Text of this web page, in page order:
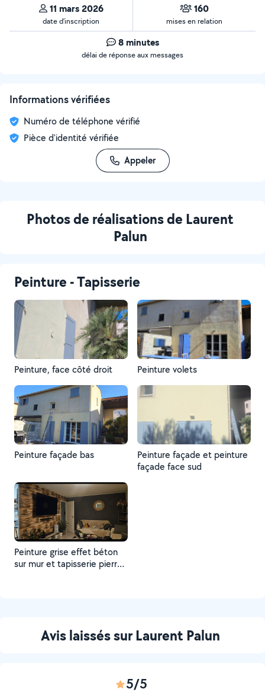
11 mars 2026
date d’inscription
160
mises en relation
8 minutes
délai de réponse aux messages
Informations vérifiées
Numéro de téléphone vérifié
Pièce d'identité vérifiée
Appeler
Photos de réalisations de Laurent
Palun
Peinture - Tapisserie
Peinture, face côté droit Peinture volets
Peinture façade bas
Peinture façade et peinture
façade face sud
Peinture grise effet béton
sur mur et tapisserie pierre
Avis laissés sur Laurent Palun
5/5